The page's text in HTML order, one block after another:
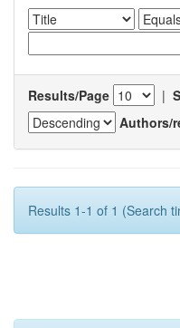
Results/Page |
Authors/
Results 1-1 of 1 (Search